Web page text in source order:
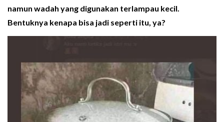
namun wadah yang digunakan terlampau kecil.
Bentuknya kenapa bisa jadi seperti itu, ya?